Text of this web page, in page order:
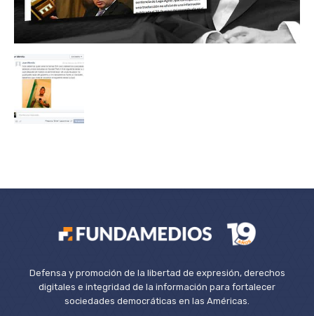
Defensa y promoción de la libertad de expresión, derechos
digitales e integridad de la información para fortalecer
sociedades democráticas en las Américas.